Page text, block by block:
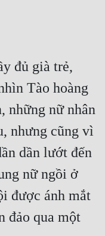
đủ già trẻ,
Tào hoàng
những nữ nhân
nhưng cũng vì
dần lướt đến
nữ ngồi ở
được ánh mắt
đảo qua một